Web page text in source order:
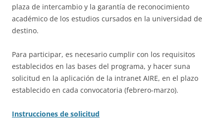
plaza de intercambio y la garantía de reconocimiento
académico de los estudios cursados en la universidad de
destino.
Para participar, es necesario cumplir con los requisitos
establecidos en las bases del programa, y hacer suna
solicitud en la aplicación de la intranet AIRE, en el plazo
establecido en cada convocatoria (febrero-marzo).
Instrucciones de solicitud